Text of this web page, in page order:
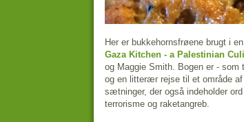
Her er bukkehornsfrøene brugt i
Gaza Kitchen - a Palestinian
og Maggie Smith. Bogen er - som
og en litterær rejse til et område
sætninger, der også indeholder
terrorisme og raketangreb.